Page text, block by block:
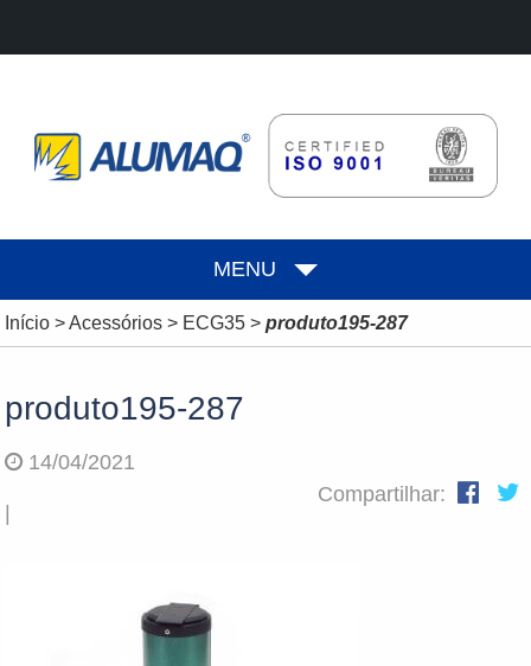
MENU
Início>Acessórios> ECG35> produto195-287
produto195-287
14/04/2021
|
Compartilhar: